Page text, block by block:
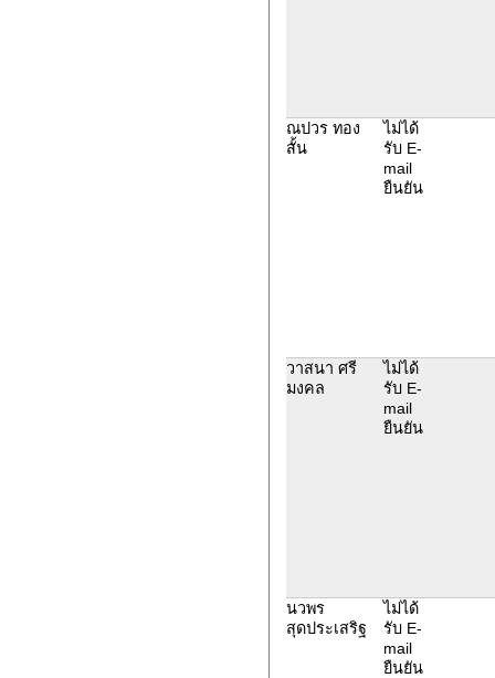
ณปวร ทอง
สั้น
ไม่ได้
รับ E-
mail
ยืนยัน
วาสนา ศรี
มงคล
ไม่ได้
รับ E-
mail
ยืนยัน
นวพร
สุดประเสริฐ
ไม่ได้
รับ E-
mail
ยืนยัน